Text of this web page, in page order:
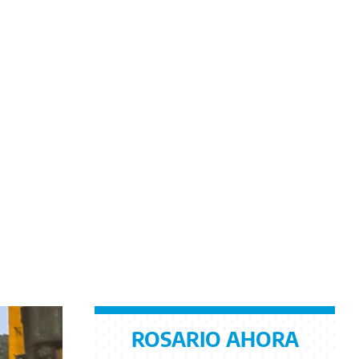
ROSARIO AHORA